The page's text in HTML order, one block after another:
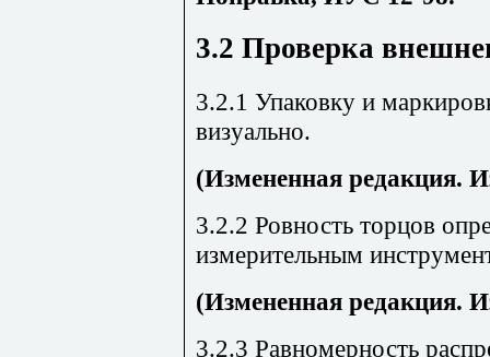
3.2 Проверка
3.2.1 Упаковку и
визуально.
(Измененная редакция.
3.2.2 Ровность торцов
измерительным
(Измененная редакция.
3.2.3 Равномерность